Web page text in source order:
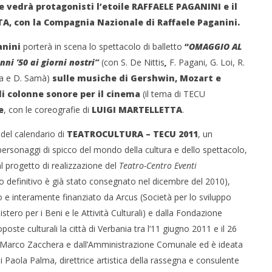
Siae con
- LEA
Pink Floyd in mostra a Roma
19/07/2011
Redazione
protagonisti l’etoile RAFFAELE PAGANINI e il
con la Compagnia Nazionale di Raffaele Paganini.
porterà in scena lo spettacolo di balletto “OMAGGIO AL
’50 ai giorni nostri”(con S. De Nittis, F. Pagani, G. Loi, R.
e D. Samà) sulle musiche di Gershwin, Mozart e
sonore per il cinema (il tema di TECU
, con le coreografie di LUIGI MARTELLETTA.
calendario di TEATROCULTURA – TECU 2011, un
di spicco del mondo della cultura e dello spettacolo,
progetto di realizzazione del Teatro-Centro Eventi
definitivo è già stato consegnato nel dicembre del 2010),
interamente finanziato da Arcus (Società per lo sviluppo
per i Beni e le Attività Culturali) e dalla Fondazione
culturali la città di Verbania tra l’11 giugno 2011 e il 26
Zacchera e dall’Amministrazione Comunale ed è ideata
Palma, direttrice artistica della rassegna e consulente